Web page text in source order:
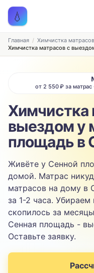
💧
Записаться на
Рассчитаем стоимость и
ТИП МЕБЕЛИ
ТИП ОБИВКИ
Выберите ткань…
ЗАГРЯЗНЕНИЕ
Выберите
ТЕЛЕФОН
Нажимая кнопку, вы
Главная
Химчистка матрасов
Химчистка матрасов с
от 2 550 ₽ за
Химчистка
выездом у
площадь в
Живёте у Сенной
домой. Матрас
матрасов на дому в
за 1-2 часа. Убираем
скопилось за
Сенная площадь -
Оставьте заявку.